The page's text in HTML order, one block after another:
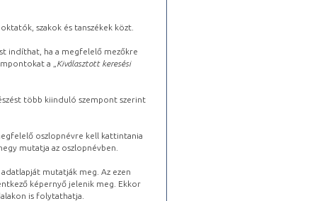
szakok és tanszékek közt.
indíthat, ha a megfelelő mezőkre
a „ Kiválasztott keresési
több kiinduló szempont szerint
oszlopnévre kell kattintania
mutatja az oszlopnévben.
mutatják meg. Az ezen
képernyő jelenik meg. Ekkor
is folytathatja.